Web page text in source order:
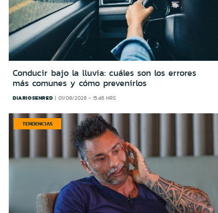
Conducir bajo la lluvia: cuáles son los errores
más comunes y cómo prevenirlos
DIARIOSENRED 01/08/2026 - 15:46 HRS
TENDENCIAS